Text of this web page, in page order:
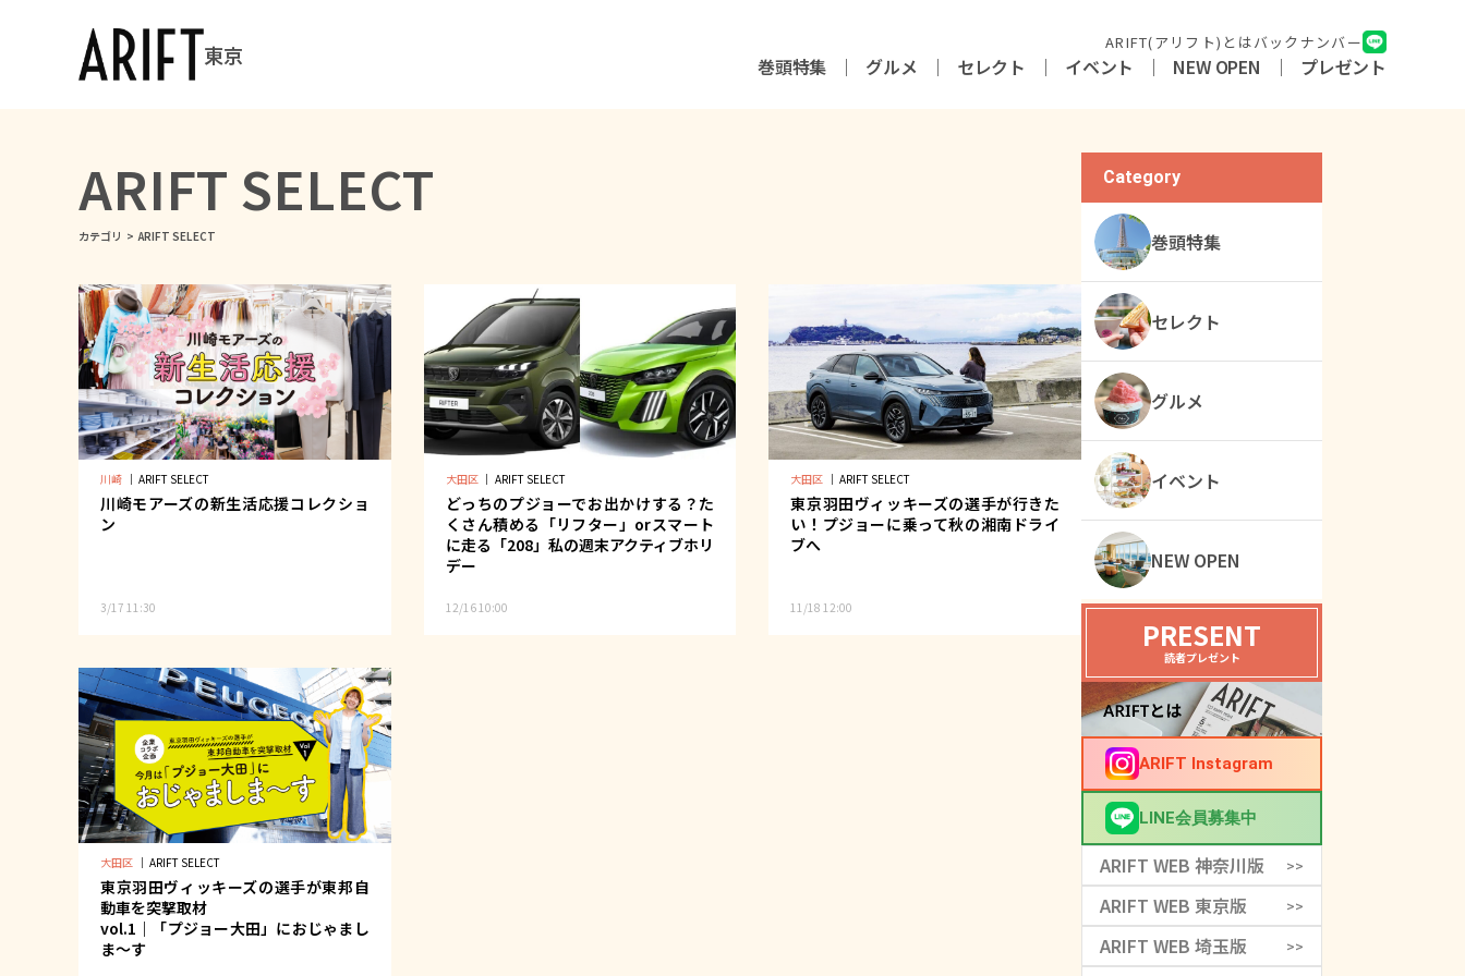
東京 ARIFT(アリフト)とはバックナンバー
巻頭特集 グルメ セレクト イベント NEW OPEN プレゼント
ARIFT SELECT
カテゴリ > ARIFT SELECT
川崎 ｜ ARIFT SELECT
川崎モアーズの新生活応援コレクショ
ン
3/17 11:30
大田区 ｜ ARIFT SELECT
どっちのプジョーでお出かけする？た
くさん積める「リフター」orスマート
に走る「208」私の週末アクティブホリ
デー
12/16 10:00
大田区 ｜ ARIFT SELECT
東京羽田ヴィッキーズの選手が行きた
い！プジョーに乗って秋の湘南ドライ
ブへ
11/18 12:00
大田区 ｜ ARIFT SELECT
東京羽田ヴィッキーズの選手が東邦自
動車を突撃取材
vol.1｜「プジョー大田」におじゃまし
ま〜す
Category
巻頭特集
セレクト
グルメ
イベント
NEW OPEN
PRESENT
読者プレゼント
ARIFT Instagram
LINE会員募集中
ARIFT WEB 神奈川版 >>
ARIFT WEB 東京版 >>
ARIFT WEB 埼玉版 >>